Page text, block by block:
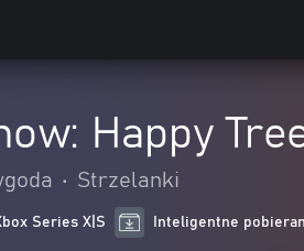
Happy
• Strzelanki
Series X|S Inteligentne